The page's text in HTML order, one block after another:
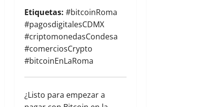
Etiquetas: #bitcoinRoma
#pagosdigitalesCDMX
#criptomonedasCondesa
#comerciosCrypto
#bitcoinEnLaRoma
¿Listo para empezar a